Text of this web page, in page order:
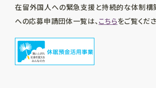
在留外国人への緊急支援と持続的な体制構
への応募申請団体一覧は、こちらをご覧くださ